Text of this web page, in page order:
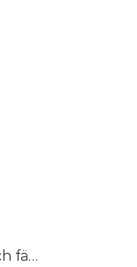
Alla hönsen hemma och färska ägg i köket